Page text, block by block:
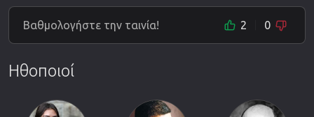
Βαθμολογήστε την ταινία! 2 0
Ηθοποιοί